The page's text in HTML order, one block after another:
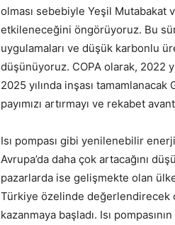
olması sebebiyle Yeşil Mutabakat
etkileneceğini öngörüyoruz. Bu
uygulamaları ve düşük karbonlu
düşünüyoruz. COPA olarak, 2022
2025 yılında inşası
payımızı artırmayı ve rekabet
Isı pompası gibi yenilenebilir
Avrupa’da daha çok artacağını
pazarlarda ise gelişmekte olan
Türkiye özelinde değerlendirecek
kazanmaya başladı. Isı